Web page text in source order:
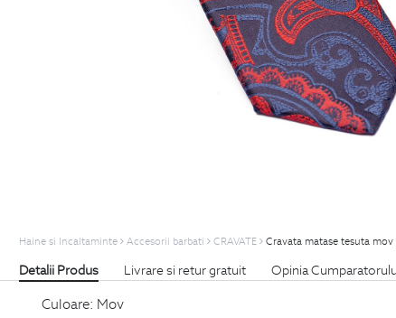
Haine si Incaltaminte Accesorii barbati CRAVATE Cravata matase tesuta
Detalii Produs Livrare si retur gratuit Opinia
Culoare: Mov